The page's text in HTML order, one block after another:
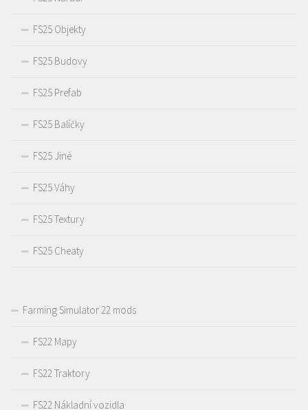
FS25 Objekty
FS25 Budovy
FS25 Prefab
FS25 Balíčky
FS25 Jiné
FS25 Váhy
FS25 Textury
FS25 Cheaty
Farming Simulator 22 mods
FS22 Mapy
FS22 Traktory
FS22 Nákladní vozidla